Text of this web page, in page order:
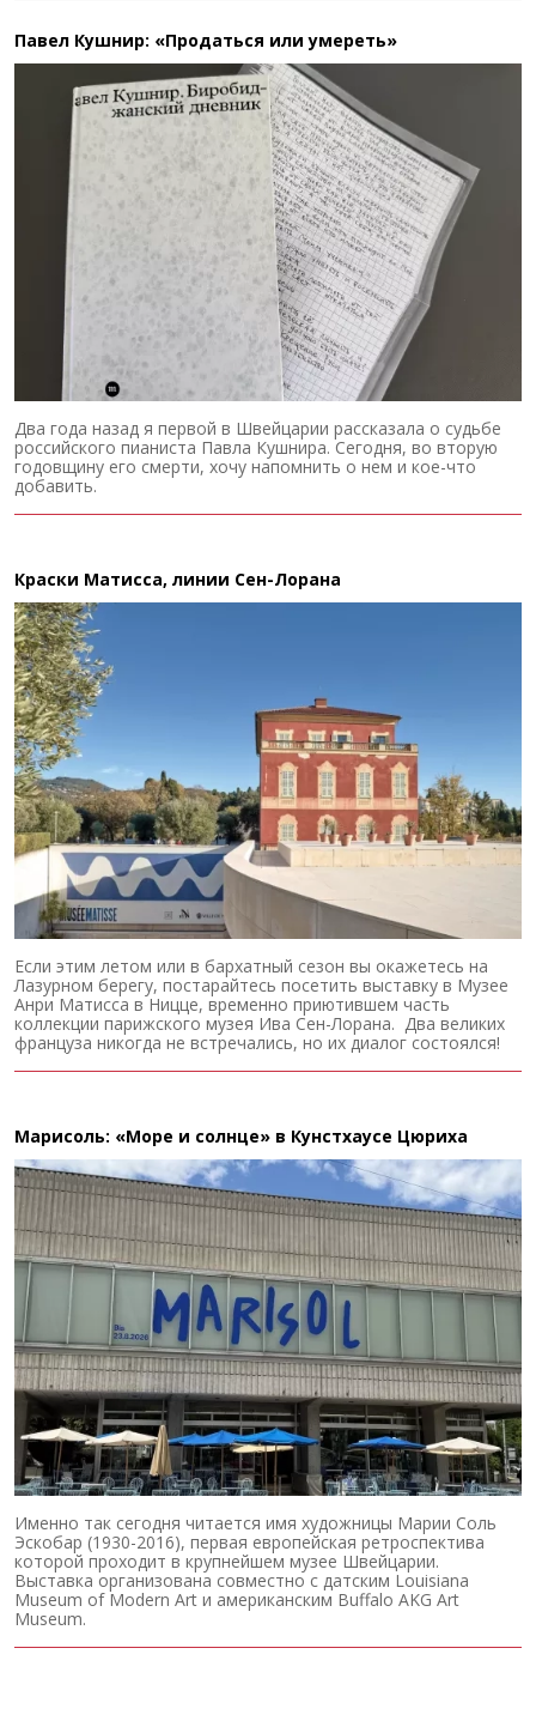
Павел Кушнир: «Продаться или умереть»
Два года назад я первой в Швейцарии рассказала о судьбе
российского пианиста Павла Кушнира. Сегодня, во вторую
годовщину его смерти, хочу напомнить о нем и кое-что
добавить.
Краски Матисса, линии Сен-Лорана
Если этим летом или в бархатный сезон вы окажетесь на
Лазурном берегу, постарайтесь посетить выставку в Музее
Анри Матисса в Ницце, временно приютившем часть
коллекции парижского музея Ива Сен-Лорана. Два великих
француза никогда не встречались, но их диалог состоялся!
Марисоль: «Море и солнце» в Кунстхаусе Цюриха
Именно так сегодня читается имя художницы Марии Соль
Эскобар (1930-2016), первая европейская ретроспектива
которой проходит в крупнейшем музее Швейцарии.
Выставка организована совместно с датским Louisiana
Museum of Modern Art и американским Buffalo AKG Art
Museum.